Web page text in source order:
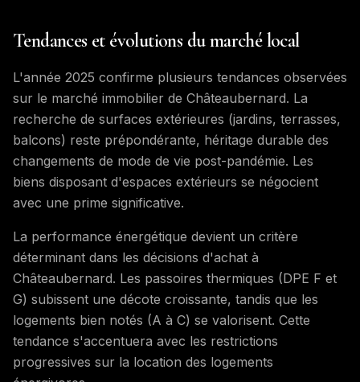
Tendances et évolutions du marché local
L'année 2025 confirme plusieurs tendances observées
sur le marché immobilier de Châteaubernard. La
recherche de surfaces extérieures (jardins, terrasses,
balcons) reste prépondérante, héritage durable des
changements de mode de vie post-pandémie. Les
biens disposant d'espaces extérieurs se négocient
avec une prime significative.
La performance énergétique devient un critère
déterminant dans les décisions d'achat à
Châteaubernard. Les passoires thermiques (DPE F et
G) subissent une décote croissante, tandis que les
logements bien notés (A à C) se valorisent. Cette
tendance s'accentuera avec les restrictions
progressives sur la location des logements